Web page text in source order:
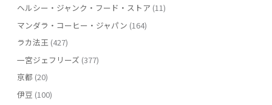
ヘルシー・ジャンク・フード・ストア (11)
マンダラ・コーヒー・ジャパン (164)
ラカ法王(427)
一宮ジェフリーズ (377)
京都 (20)
伊豆 (100)